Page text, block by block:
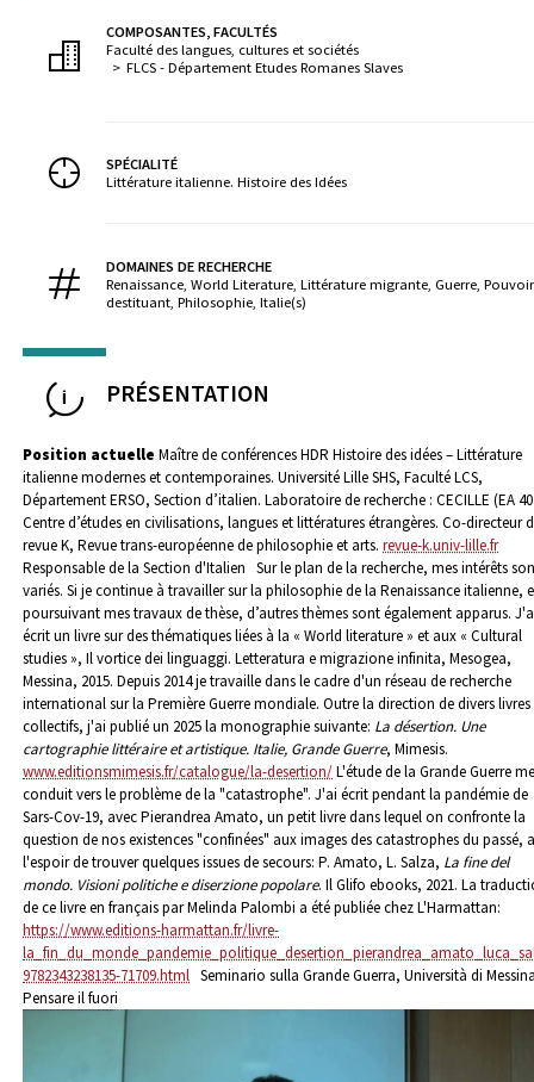
COMPOSANTES, FACULTÉS
Faculté des langues, cultures et sociétés
FLCS - Département Etudes Romanes Slaves
SPÉCIALITÉ
Littérature italienne. Histoire des Idées
DOMAINES DE RECHERCHE
Renaissance, World Literature, Littérature migrante, Guerre, Pouvoir
destituant, Philosophie, Italie(s)
PRÉSENTATION
Position actuelle Maître de conférences HDR Histoire des idées – Littérature
italienne modernes et contemporaines. Université Lille SHS, Faculté LCS,
Département ERSO, Section d’italien. Laboratoire de recherche : CECILLE (EA
Centre d’études en civilisations, langues et littératures étrangères. Co-directeur
revue K, Revue trans-européenne de philosophie et arts. revue-k.univ-lille.fr
Responsable de la Section d'Italien Sur le plan de la recherche, mes intérêts
variés. Si je continue à travailler sur la philosophie de la Renaissance italienne,
poursuivant mes travaux de thèse, d’autres thèmes sont également apparus.
écrit un livre sur des thématiques liées à la « World literature » et aux « Cultural
studies », Il vortice dei linguaggi. Letteratura e migrazione infinita, Mesogea,
Messina, 2015. Depuis 2014 je travaille dans le cadre d'un réseau de recherche
international sur la Première Guerre mondiale. Outre la direction de divers livres
collectifs, j'ai publié un 2025 la monographie suivante: La désertion. Une
cartographie littéraire et artistique. Italie, Grande Guerre, Mimesis.
www.editionsmimesis.fr/catalogue/la-desertion/L'étude de la Grande Guerre me
conduit vers le problème de la "catastrophe". J'ai écrit pendant la pandémie de
Sars-Cov-19, avec Pierandrea Amato, un petit livre dans lequel on confronte la
question de nos existences "confinées" aux images des catastrophes du passé,
l'espoir de trouver quelques issues de secours: P. Amato, L. Salza, La fine del
mondo. Visioni politiche e diserzione popolare. Il Glifo ebooks, 2021. La
de ce livre en français par Melinda Palombi a été publiée chez L'Harmattan:
https://www.editions-harmattan.fr/livre-
9782343238135-71709.html Seminario sulla Grande Guerra, Università di
Pensare il fuori